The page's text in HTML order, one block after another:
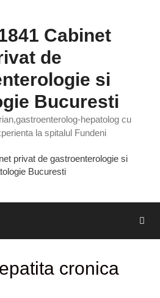
Cabinet
de
si
Bucuresti
hepatolog cu
la spitalul Fundeni
cronica